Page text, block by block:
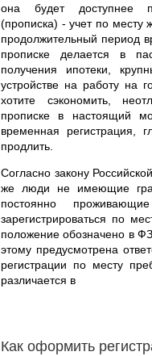
она будет доступнее
(прописка) - учет по месту
продолжительный период
прописке делается в
получения ипотеки,
устройстве на работу на
хотите сэкономить,
прописке в настоящий
временная регистрация,
продлить.
Согласно закону
же люди не имеющие
постоянно
зарегистрироваться по
положение обозначено в
этому предусмотрена
регистрации по месту
различается в
Как оформить